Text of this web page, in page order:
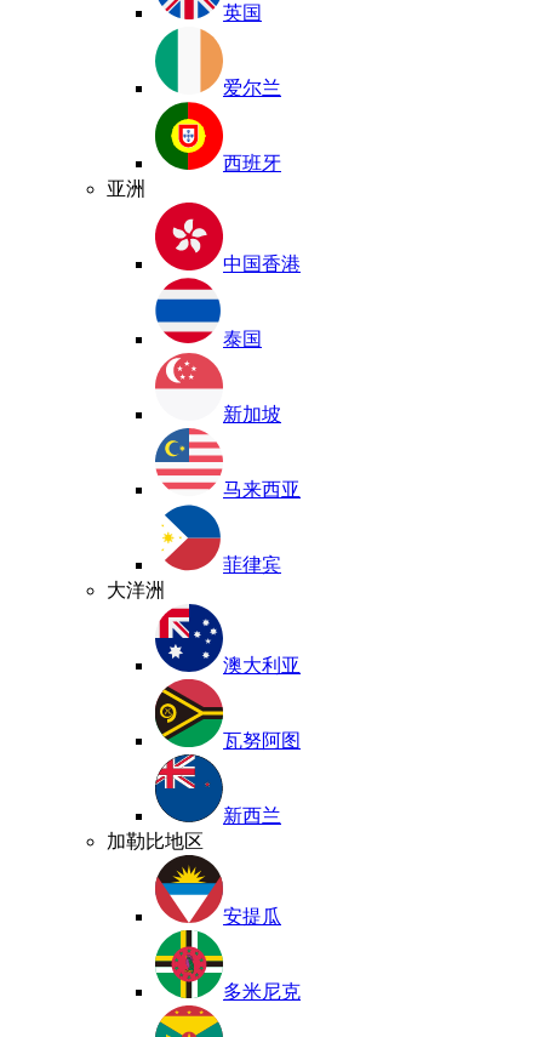
英国
爱尔兰
西班牙
亚洲
中国香港
泰国
新加坡
马来西亚
菲律宾
大洋洲
澳大利亚
瓦努阿图
新西兰
加勒比地区
安提瓜
多米尼克